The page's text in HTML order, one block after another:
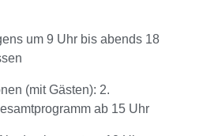
um 9 Uhr bis abends 18
(mit Gästen): 2.
ab 15 Uhr